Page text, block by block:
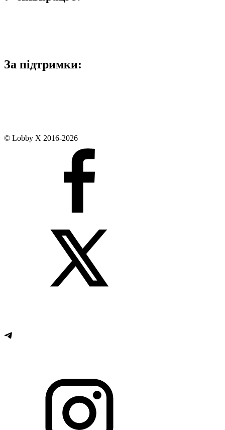
За підтримки:
© Lobby X 2016-2026